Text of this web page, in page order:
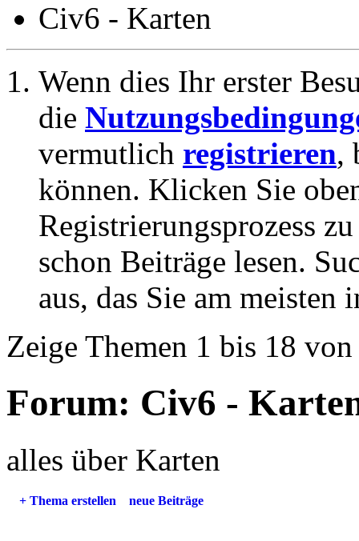
Civ6 - Karten
Wenn dies Ihr erster
die
vermutlich registrieren,
können. Klicken Sie
Registrierungsprozess
schon Beiträge lesen.
aus, das Sie am meisten
Zeige Themen 1 bis 18
Forum: Civ6 -
alles über Karten
+ Thema erstellen neue Beiträge